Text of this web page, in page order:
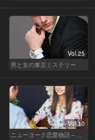
Vol.25
男と女の東京ミステリー
Vol.10
ニューヨーク恋愛物語～商社マン遥斗の場合～